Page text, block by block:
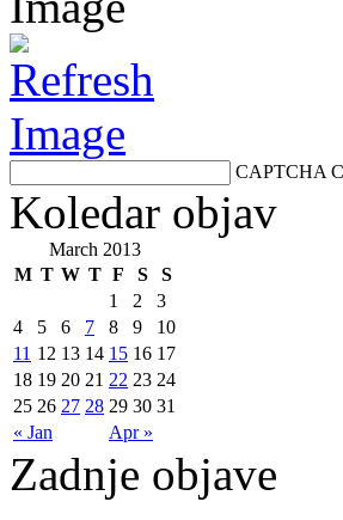
CAPTCHA
Koledar objav
March 2013
M T W T F S S
« Jan Apr »
1 2
3
4
5 6 7 8 9
10
11 12 13 14 15 16 17
18 19 20 21 22 23 24
25 26 27 28 29 30 31
Zadnje objave